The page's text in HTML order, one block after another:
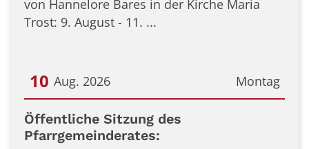
von Hannelore Bares in der Kirche Maria
Trost: 9. August - 11. ...
Montag
10 Aug. 2026
Datum: 10. August 2026
Öffentliche Sitzung des
Pfarrgemeinderates: